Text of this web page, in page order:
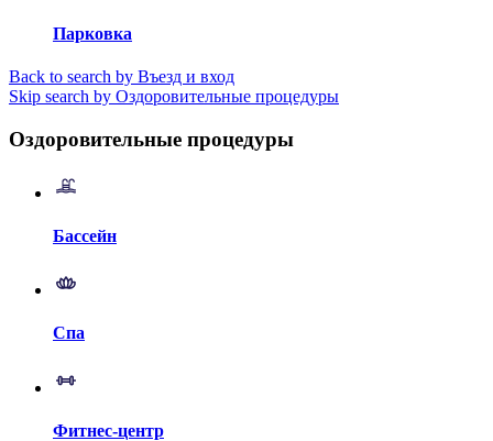
Парковка
Back to search by Въезд и вход
Skip search by Оздоровительные процедуры
Оздоровительные процедуры
Бассейн
Спа
Фитнес-центр